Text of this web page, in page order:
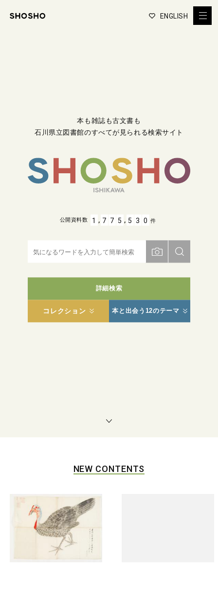
ENGLISH
本も雑誌も古文書も
石川県立図書館のすべてが見られる検索サイト
詳細検索
コレクション 本と出会う12のテーマ
公開資料数 1 , 7 7 5 , 5 3 0 件
NEW CONTENTS